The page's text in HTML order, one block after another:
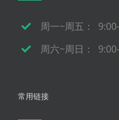
周一~周五：
周六~周日：
常用链接